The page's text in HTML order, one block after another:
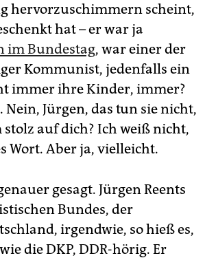
hervorzuschimmern scheint,
hat – er war ja
im Bundestag, war einer der
Kommunist, jedenfalls ein
immer ihre Kinder, immer?
Jürgen, das tun sie nicht,
auf dich? Ich weiß nicht,
Wort. Aber ja, vielleicht.
gesagt. Jürgen Reents
Bundes, der
irgendwie, so hieß es,
die DKP, DDR-hörig. Er